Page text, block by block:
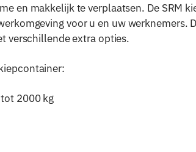
en makkelijk te verplaatsen. De SRM
voor u en uw werknemers.
verschillende extra opties.
2000 kg